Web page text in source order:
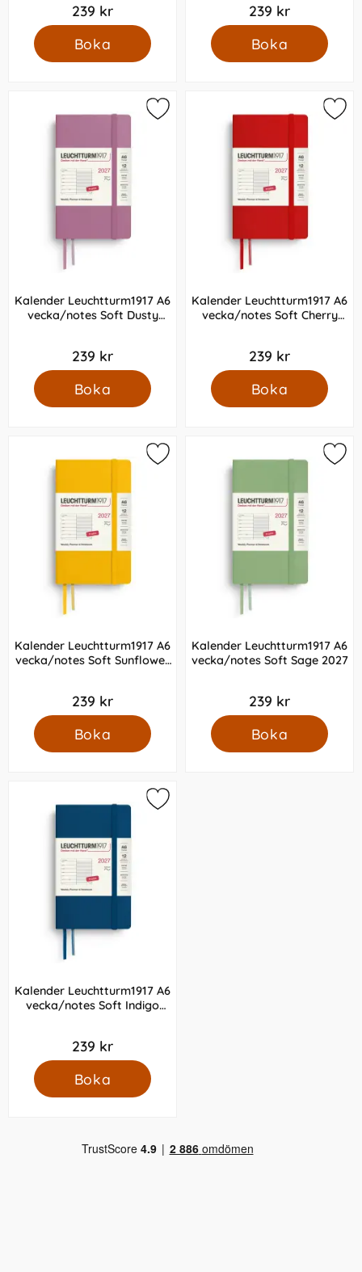
239 kr
Boka
239 kr
Boka
Kalender Leuchtturm1917 A6
vecka/notes Soft Dusty
239 kr
Boka
Kalender Leuchtturm1917 A6
vecka/notes Soft Cherry
239 kr
Boka
Kalender Leuchtturm1917 A6
vecka/notes Soft Sunflower
239 kr
Boka
Kalender Leuchtturm1917 A6
vecka/notes Soft Sage 2027
239 kr
Boka
Kalender Leuchtturm1917 A6
vecka/notes Soft Indigo
239 kr
Boka